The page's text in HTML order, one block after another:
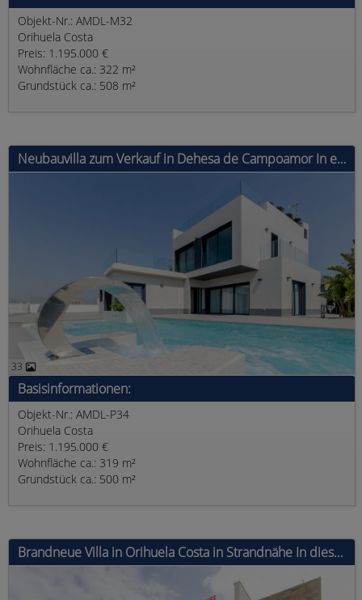
Objekt-Nr.: AMDL-M32
Orihuela Costa
Preis: 1.195.000 €
Wohnfläche ca.: 322 m²
Grundstück ca.: 508 m²
Neubauvilla zum Verkauf in Dehesa de Campoamor In einer großzügigen Umgebung mit fast ganzjährigem Sonnenschein und mit&nbsp;herrlichem
33
Basisinformationen:
Objekt-Nr.: AMDL-P34
Orihuela Costa
Preis: 1.195.000 €
Wohnfläche ca.: 319 m²
Grundstück ca.: 500 m²
Brandneue Villa in Orihuela Costa in Strandnähe In dieser wunderschönen Luxusvilla in Orihuela Costa aufzuwachen, ist ein Privileg. Sie bef